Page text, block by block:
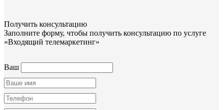
Получить консультацию
Заполните форму, чтобы получить консультацию по услуге
«Входящий телемаркетинг»
Ваш